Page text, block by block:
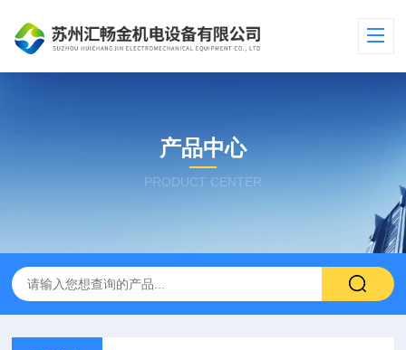
产品中心
PRODUCT CENTER